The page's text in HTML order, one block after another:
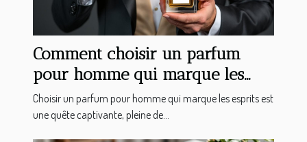
Comment choisir un parfum
pour homme qui marque les
esprits ?
Choisir un parfum pour homme qui marque les esprits est
une quête captivante, pleine de...